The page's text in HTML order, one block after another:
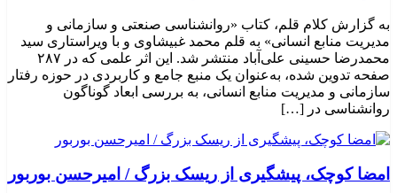
به گزارش کلام قلم، کتاب «روانشناسی صنعتی و سازمانی و
مدیریت منابع انسانی» به قلم محمد غبیشاوی و با ویراستاری سید
محمدرضا حسینی علی‌آباد منتشر شد. این اثر علمی که در ۲۸۷
صفحه تدوین شده، به‌عنوان یک منبع جامع و کاربردی در حوزه رفتار
سازمانی و مدیریت منابع انسانی، به بررسی ابعاد گوناگون
روانشناسی در […]
امضا کوچک، پیشگیری از ریسک بزرگ / امیرحسن بوربور